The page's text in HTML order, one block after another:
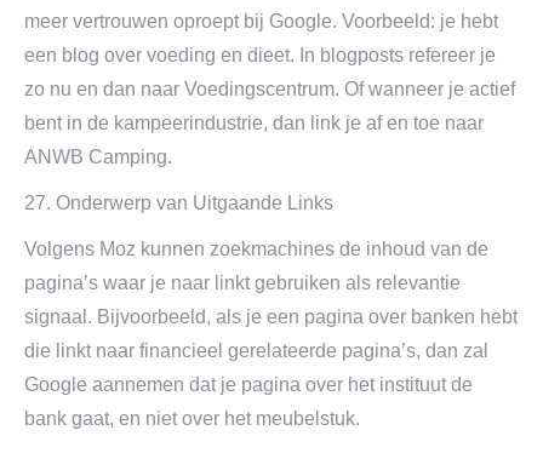
meer vertrouwen oproept bij Google. Voorbeeld: je hebt
een blog over voeding en dieet. In blogposts refereer je
zo nu en dan naar Voedingscentrum. Of wanneer je actief
bent in de kampeerindustrie, dan link je af en toe naar
ANWB Camping.
27. Onderwerp van Uitgaande Links
Volgens Moz kunnen zoekmachines de inhoud van de
pagina’s waar je naar linkt gebruiken als relevantie
signaal. Bijvoorbeeld, als je een pagina over banken hebt
die linkt naar financieel gerelateerde pagina’s, dan zal
Google aannemen dat je pagina over het instituut de
bank gaat, en niet over het meubelstuk.